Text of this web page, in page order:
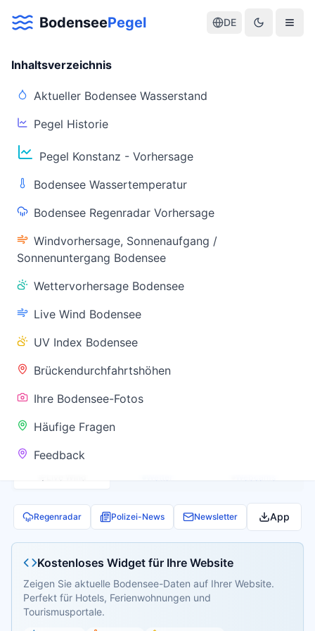
BodenseePegel DE
Inhaltsverzeichnis
Aktueller Bodensee Wasserstand
Pegel Historie
Pegel Konstanz - Vorhersage
Bodensee Wassertemperatur
Bodensee Regenradar Vorhersage
Windvorhersage, Sonnenaufgang /
Sonnenuntergang Bodensee
Wettervorhersage Bodensee
Live Wind Bodensee
UV Index Bodensee
Brückendurchfahrtshöhen
Ihre Bodensee-Fotos
Häufige Fragen
Feedback
Aktuelle Warnlage Bodensee
Aktueller Bodensee Pegel & Wasserstand
Live-Daten
(Konstanz)
Wassertemperatur
(Friedrichshafen)
Warnstatus
✅ Keine
Warnung
Regenradar Polizei-News Newsletter App
Kostenloses Widget für Ihre Website
Zeigen Sie aktuelle Bodensee-Daten auf Ihrer Website.
Perfekt für Hotels, Ferienwohnungen und
Tourismusportale.